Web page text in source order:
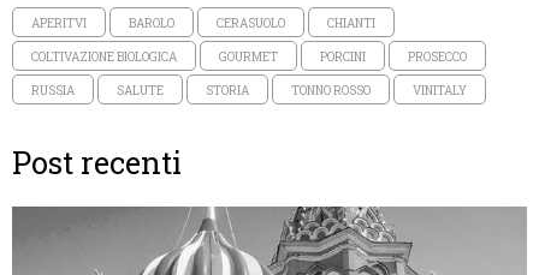
APERITVI BAROLO CERASUOLO CHIANTI
COLTIVAZIONE BIOLOGICA GOURMET PORCINI PROSECCO
RUSSIA SALUTE STORIA TONNO ROSSO VINITALY
Post recenti